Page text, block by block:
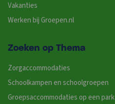
Vakanties
Werken bij Groepen.nl
Zoeken op Thema
Zorgaccommodaties
Schoolkampen en schoolgroepen
Groepsaccommodaties op een park